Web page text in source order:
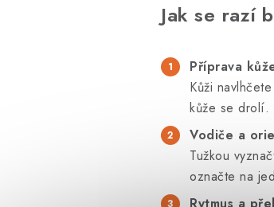
Jak se razí
Příprava
Kůži
kůže se drolí.
Vodiče a
Tužkou
označte na